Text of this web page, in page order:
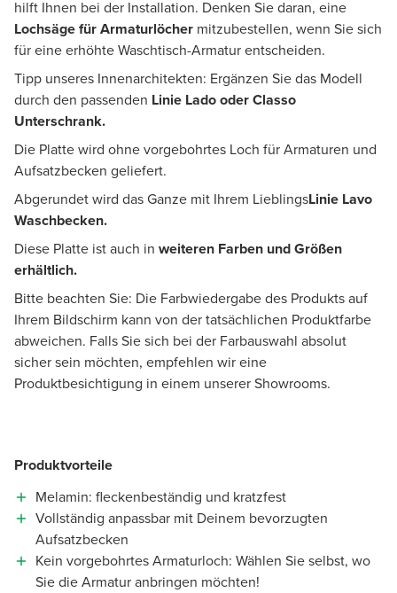
hilft Ihnen bei der Installation. Denken Sie daran, eine
Lochsäge für Armaturlöcher mitzubestellen, wenn Sie sich
für eine erhöhte Waschtisch-Armatur entscheiden.
Tipp unseres Innenarchitekten: Ergänzen Sie das Modell
durch den passenden Linie Lado oder Classo
Unterschrank.
Die Platte wird ohne vorgebohrtes Loch für Armaturen und
Aufsatzbecken geliefert.
Abgerundet wird das Ganze mit Ihrem LieblingsLinie Lavo
Waschbecken.
Diese Platte ist auch in weiteren Farben und Größen
erhältlich.
Bitte beachten Sie: Die Farbwiedergabe des Produkts auf
Ihrem Bildschirm kann von der tatsächlichen Produktfarbe
abweichen. Falls Sie sich bei der Farbauswahl absolut
sicher sein möchten, empfehlen wir eine
Produktbesichtigung in einem unserer Showrooms.
Produktvorteile
Melamin: fleckenbeständig und kratzfest
Vollständig anpassbar mit Deinem bevorzugten
Aufsatzbecken
Kein vorgebohrtes Armaturloch: Wählen Sie selbst, wo
Sie die Armatur anbringen möchten!